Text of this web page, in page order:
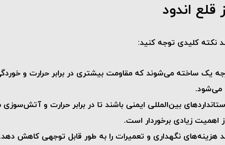
اندود
نکته کلیدی توجه کنید:
یک ساخته می‌شوند که مقاومت بیشتری در برابر حرارت و
می‌شود.
بین‌المللی ایمنی باشند تا در برابر حرارت و
اهمیت زیادی برخوردار است.
هزینه‌های نگهداری و تعمیرات را به طور قابل توجهی کاهش